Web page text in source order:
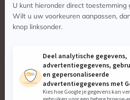
Contact
Vragen? Bekijk de contactpagina
Stuur ons een e-mail:
info@zaterdagmatinee.nl